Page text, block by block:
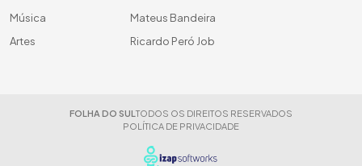
Música
Artes
Mateus Bandeira
Ricardo Peró Job
FOLHA DO SUL TODOS OS DIREITOS RESERVADOS
POLÍTICA DE PRIVACIDADE